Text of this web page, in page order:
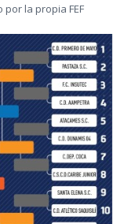
la propia FEF